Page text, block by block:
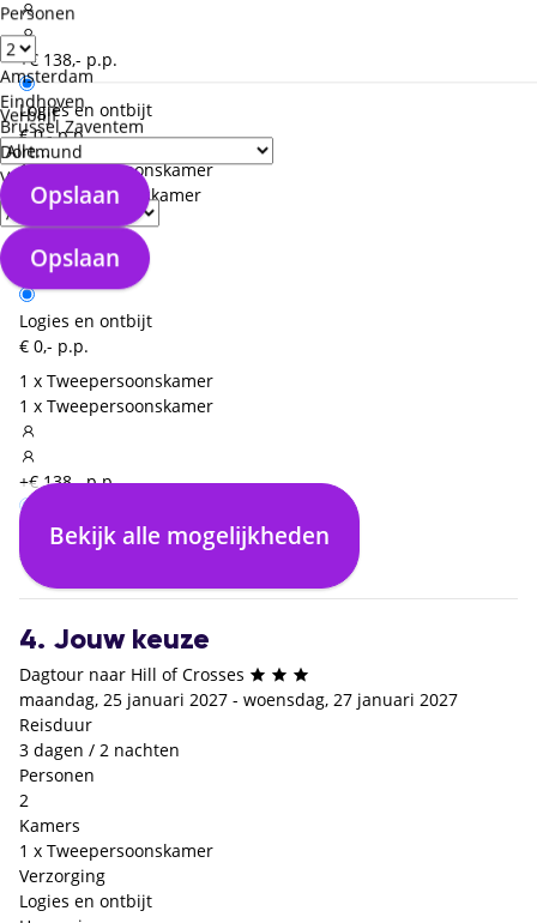
Personen
Verblijf
Verzorgingstype
Opslaan
Amsterdam
Eindhoven
Brussel Zaventem
Dortmund
Opslaan
+€ 138,- p.p.
Logies en ontbijt
€ 0,- p.p.
1 x Tweepersoonskamer
1 x Eenpersoonskamer
+€ 138,- p.p.
Logies en ontbijt
€ 0,- p.p.
1 x Tweepersoonskamer
1 x Tweepersoonskamer
+€ 138,- p.p.
Logies en ontbijt
€ 0,- p.p.
Bekijk alle mogelijkheden
4. Jouw keuze
Dagtour naar Hill of Crosses
maandag, 25 januari 2027 - woensdag, 27 januari 2027
Reisduur
3 dagen / 2 nachten
Personen
2
Kamers
1 x Tweepersoonskamer
Verzorging
Logies en ontbijt